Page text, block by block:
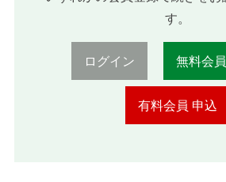
す。
ログイン 無料会
有料会員 申込